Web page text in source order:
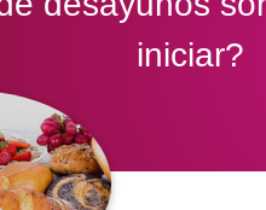
iniciar?